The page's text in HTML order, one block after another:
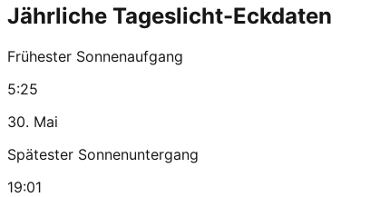
Jährliche Tageslicht-Eckdaten
Frühester Sonnenaufgang
5:25
30. Mai
Spätester Sonnenuntergang
19:01